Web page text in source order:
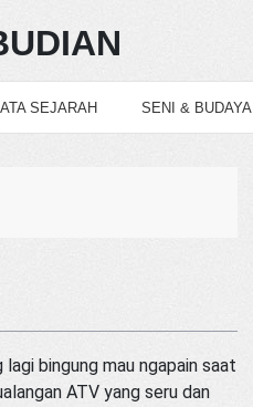
SEJARAH SENI & BUDAYA
bingung mau ngapain saat
ATV yang seru dan